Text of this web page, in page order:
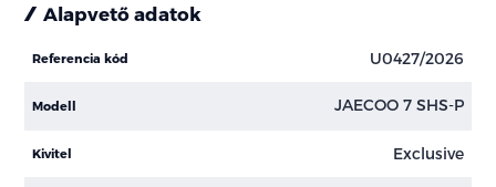
Alapvető adatok
Referencia kód U0427/2026
Modell JAECOO 7 SHS-P
Kivitel Exclusive